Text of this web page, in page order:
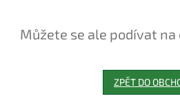
Můžete se ale podívat
ZPĚT DO